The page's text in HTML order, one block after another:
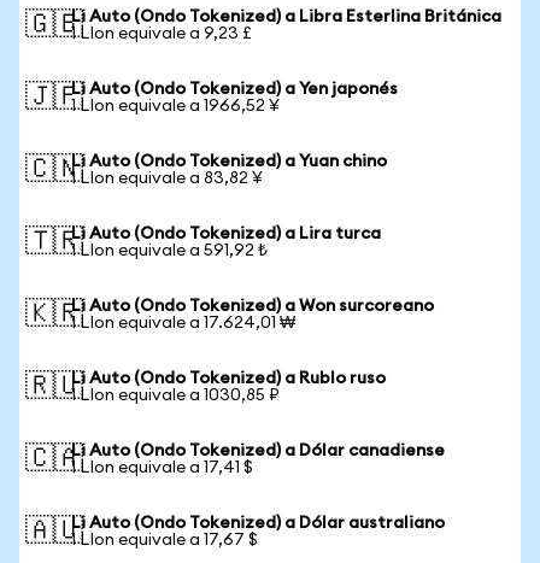
🇬🇧Li Auto (Ondo Tokenized) a Libra Esterlina Británica
1 LIon equivale a 9,23 £
🇯🇵Li Auto (Ondo Tokenized) a Yen japonés
1 LIon equivale a 1966,52 ¥
🇨🇳Li Auto (Ondo Tokenized) a Yuan chino
1 LIon equivale a 83,82 ¥
🇹🇷Li Auto (Ondo Tokenized) a Lira turca
1 LIon equivale a 591,92 ₺
🇰🇷Li Auto (Ondo Tokenized) a Won surcoreano
1 LIon equivale a 17.624,01 ₩
🇷🇺Li Auto (Ondo Tokenized) a Rublo ruso
1 LIon equivale a 1030,85 ₽
🇨🇦Li Auto (Ondo Tokenized) a Dólar canadiense
1 LIon equivale a 17,41 $
🇦🇺Li Auto (Ondo Tokenized) a Dólar australiano
1 LIon equivale a 17,67 $